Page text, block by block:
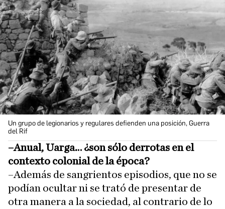
Un grupo de legionarios y regulares defienden una posición, Guerra
del Rif
–Anual, Uarga… ¿son sólo derrotas en el
contexto colonial de la época?
–Además de sangrientos episodios, que no se
podían ocultar ni se trató de presentar de
otra manera a la sociedad, al contrario de lo